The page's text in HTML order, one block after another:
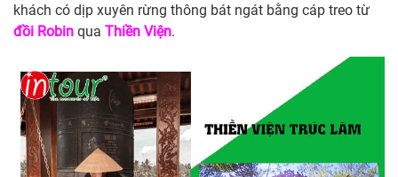
khách có dịp xuyên rừng thông bát ngát bằng cáp treo từ
đồi Robin qua Thiền Viện.